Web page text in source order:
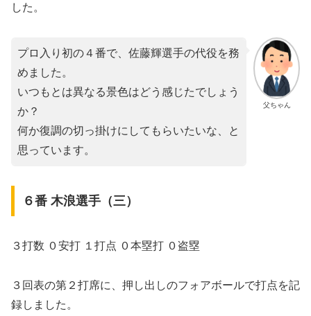
した。
父ちゃん
プロ入り初の４番で、佐藤輝選手の代役を務
めました。
いつもとは異なる景色はどう感じたでしょう
か？
何か復調の切っ掛けにしてもらいたいな、と
思っています。
６番 木浪選手（三）
３打数 ０安打 １打点 ０本塁打 ０盗塁
３回表の第２打席に、押し出しのフォアボールで打点を記
録しました。